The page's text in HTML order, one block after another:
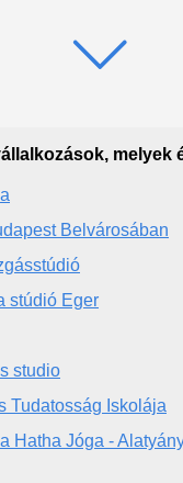
melyek
Belvárosában
stúdió Eger
studio
Tudatosság Iskolája
Hatha Jóga -